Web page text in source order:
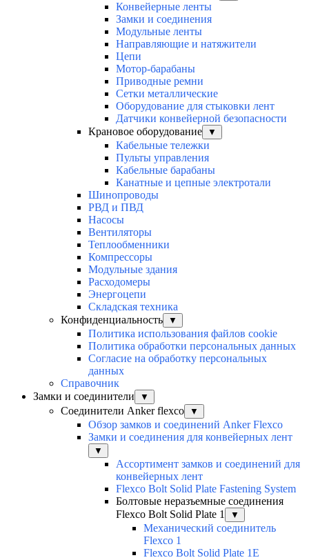
Конвейерные ленты
Замки и соединения
Модульные ленты
Направляющие и натяжители
Цепи
Мотор-барабаны
Приводные ремни
Сетки металлические
Оборудование для стыковки лент
Датчики конвейерной безопасности
Крановое оборудование
▼
Кабельные тележки
Пульты управления
Кабельные барабаны
Канатные и цепные электротали
Шинопроводы
РВД и ПВД
Насосы
Вентиляторы
Теплообменники
Компрессоры
Модульные здания
Расходомеры
Энергоцепи
Складская техника
Конфиденциальность
▼
Политика использования файлов cookie
Политика обработки персональных данных
Согласие на обработку персональных
данных
Справочник
Замки и соединители
▼
Соединители Anker flexco ▼
Обзор замков и соединений Anker Flexco
Замки и соединения для конвейерных лент
▼
Ассортимент замков и соединений для
конвейерных лент
Flexco Bolt Solid Plate Fastening System
Болтовые неразъемные соединения
Flexco Bolt Solid Plate 1
▼
Механический соединитель
Flexco 1
Flexco Bolt Solid Plate 1E